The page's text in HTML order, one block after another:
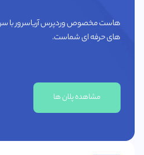
هاست مخصوص وردپرس آریاسرور با
های حرفه ای شماست.
مشاهده پلان ها